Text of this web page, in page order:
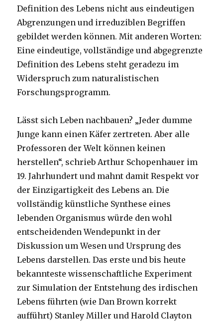
Definition des Lebens nicht aus eindeutigen
Abgrenzungen und irreduziblen Begriffen
gebildet werden können. Mit anderen Worten:
Eine eindeutige, vollständige und abgegrenzte
Definition des Lebens steht geradezu im
Widerspruch zum naturalistischen
Forschungsprogramm.
Lässt sich Leben nachbauen? „Jeder dumme
Junge kann einen Käfer zertreten. Aber alle
Professoren der Welt können keinen
herstellen“, schrieb Arthur Schopenhauer im
19. Jahrhundert und mahnt damit Respekt vor
der Einzigartigkeit des Lebens an. Die
vollständig künstliche Synthese eines
lebenden Organismus würde den wohl
entscheidenden Wendepunkt in der
Diskussion um Wesen und Ursprung des
Lebens darstellen. Das erste und bis heute
bekannteste wissenschaftliche Experiment
zur Simulation der Entstehung des irdischen
Lebens führten (wie Dan Brown korrekt
aufführt) Stanley Miller und Harold Clayton